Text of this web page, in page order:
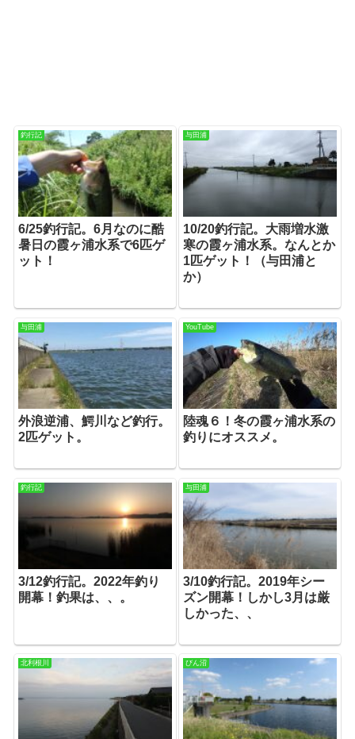
釣行記
6/25釣行記。6月なのに酷
暑日の霞ヶ浦水系で6匹ゲ
ット！
与田浦
10/20釣行記。大雨増水激
寒の霞ヶ浦水系。なんとか
1匹ゲット！（与田浦と
か）
与田浦
外浪逆浦、鰐川など釣行。
2匹ゲット。
YouTube
陸魂６！冬の霞ヶ浦水系の
釣りにオススメ。
釣行記
3/12釣行記。2022年釣り
開幕！釣果は、、。
与田浦
3/10釣行記。2019年シー
ズン開幕！しかし3月は厳
しかった、、
北利根川 びん沼